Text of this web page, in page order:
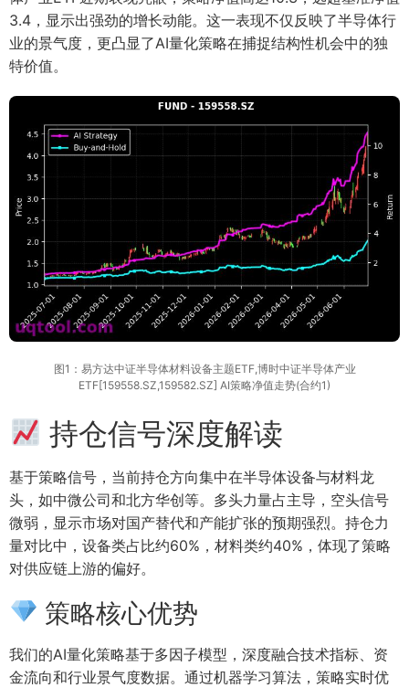
3.4，显示出强劲的增长动能。这一表现不仅反映了半导体行
业的景气度，更凸显了AI量化策略在捕捉结构性机会中的独
特价值。
图1：易方达中证半导体材料设备主题ETF,博时中证半导体产业
ETF[159558.SZ,159582.SZ] AI策略净值走势(合约1)
持仓信号深度解读
基于策略信号，当前持仓方向集中在半导体设备与材料龙
头，如中微公司和北方华创等。多头力量占主导，空头信号
微弱，显示市场对国产替代和产能扩张的预期强烈。持仓力
量对比中，设备类占比约60%，材料类约40%，体现了策略
对供应链上游的偏好。
策略核心优势
我们的AI量化策略基于多因子模型，深度融合技术指标、资
金流向和行业景气度数据。通过机器学习算法，策略实时优